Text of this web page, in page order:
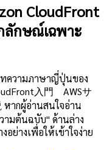
CloudFront
ลักษณ์เฉพาะ
ความภาษาญี่ปุ่นของ
入門 AWSサ
หากผู้อ่านสนใจอ่าน
ามต้นฉบับ" ด้านล่าง
ย่างเพื่อให้เข้าใจง่าย